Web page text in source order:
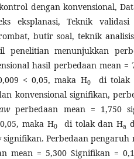
dengan konvensional,
eksplanasi, Teknik
butir soal, teknik
menunjukkan
hasil perbedaan mean =
< 0,05, maka H0di tolak
konvensional signifikan,
perbedaan mean = 1,750
maka H0 di tolak dan Ha
signifikan. Perbedaan pengaruh
mean = 5,300 Signifikan =